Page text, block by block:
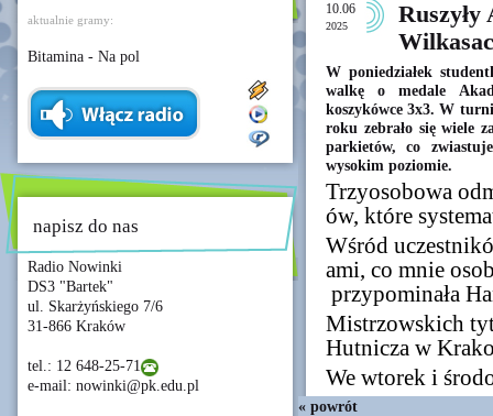
aktualnie gramy:
Bitamina - Na pol
napisz do nas
Radio Nowinki
DS3 "Bartek"
ul. Skarżyńskiego 7/6
31-866 Kraków
tel.: 12 648-25-71
e-mail: nowinki@pk.edu.pl
10.06
2025
Ruszyły
W poniedziałek
walkę o medale
koszykówce 3x3. W
roku zebrało się wiele
parkietów, co
wysokim poziomie.
Trzyosobowa
ów, które
Wśród
ami, co mnie
przypominała
Mistrzowskich
Hutnicza w
We wtorek i
« powrót